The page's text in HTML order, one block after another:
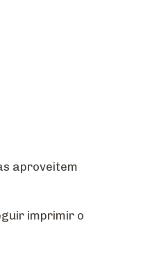
aproveitem
imprimir o